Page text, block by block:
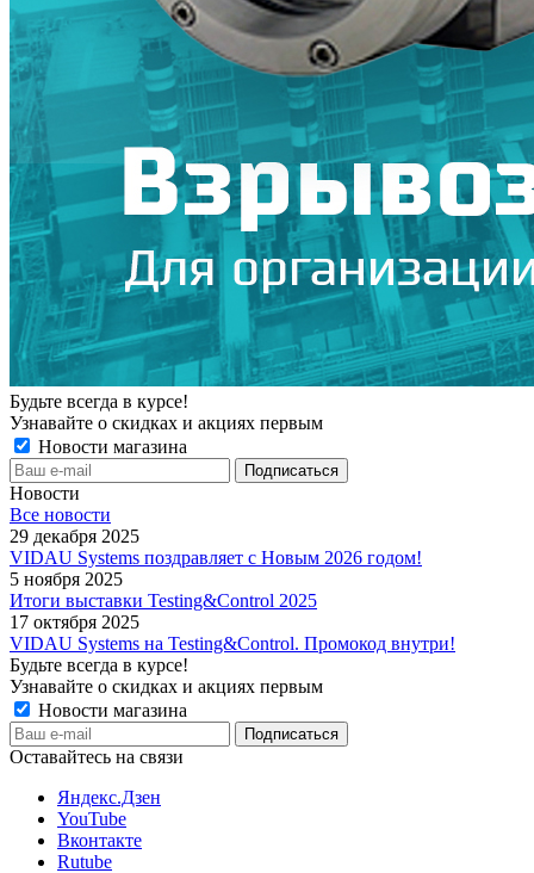
Будьте всегда в курсе!
Узнавайте о скидках и акциях первым
Новости магазина
Новости
Все новости
29 декабря 2025
VIDAU Systems поздравляет с Новым 2026 годом!
5 ноября 2025
Итоги выставки Testing&Control 2025
17 октября 2025
VIDAU Systems на Testing&Control. Промокод внутри!
Будьте всегда в курсе!
Узнавайте о скидках и акциях первым
Новости магазина
Оставайтесь на связи
Яндекс.Дзен
YouTube
Вконтакте
Rutube